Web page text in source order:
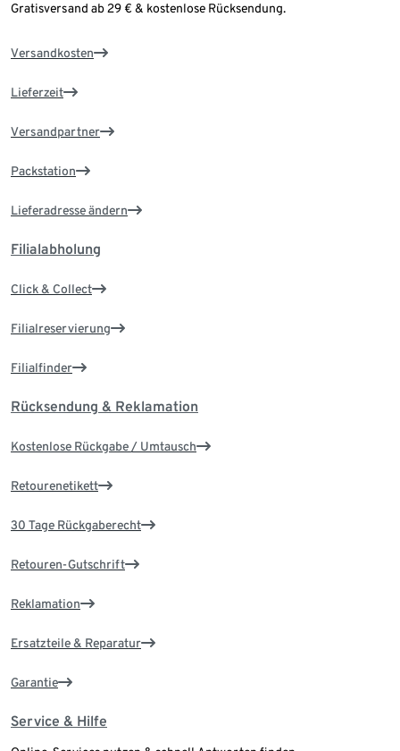
Gratisversand ab 29 € & kostenlose Rücksendung.
Versandkosten
Lieferzeit
Versandpartner
Packstation
Lieferadresse ändern
Filialabholung
Click & Collect
Filialreservierung
Filialfinder
Rücksendung & Reklamation
Kostenlose Rückgabe / Umtausch
Retourenetikett
30 Tage Rückgaberecht
Retouren-Gutschrift
Reklamation
Ersatzteile & Reparatur
Garantie
Service & Hilfe